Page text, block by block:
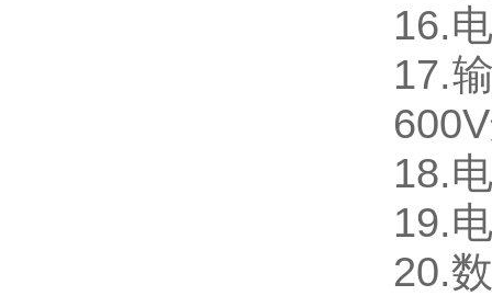
16.
17.
18.
19.
20.